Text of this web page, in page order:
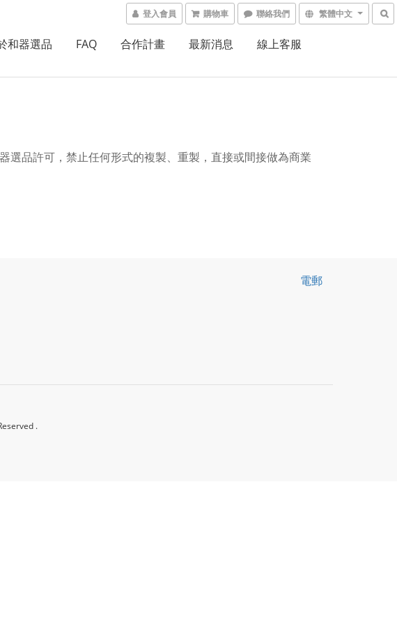
登入會員 購物車 聯絡我們 繁體中文
和器選品 FAQ 合作計畫 最新消息 線上客服
選品許可，禁止任何形式的複製、重製，直接或間接做為商業
電郵